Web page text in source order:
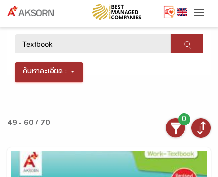
ค้นหาละเอียด :
49 - 60 / 70
0